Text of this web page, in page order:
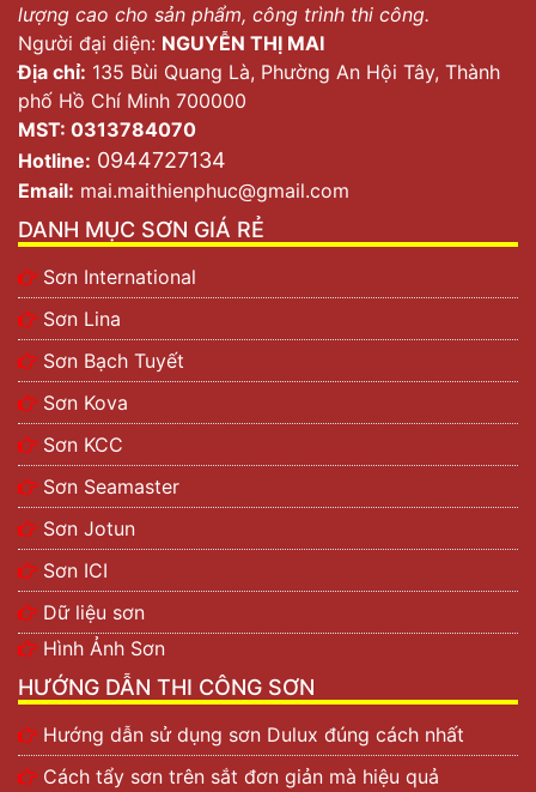
lượng cao cho sản phẩm, công trình thi công.
Người đại diện: NGUYỄN THỊ MAI
Địa chỉ: 135 Bùi Quang Là, Phường An Hội Tây, Thành
phố Hồ Chí Minh 700000
MST: 0313784070
Hotline: 0944727134
Email: mai.maithienphuc@gmail.com
DANH MỤC SƠN GIÁ RẺ
Sơn International
Sơn Lina
Sơn Bạch Tuyết
Sơn Kova
Sơn KCC
Sơn Seamaster
Sơn Jotun
Sơn ICI
Dữ liệu sơn
Hình Ảnh Sơn
HƯỚNG DẪN THI CÔNG SƠN
Hướng dẫn sử dụng sơn Dulux đúng cách nhất
Cách tẩy sơn trên sắt đơn giản mà hiệu quả